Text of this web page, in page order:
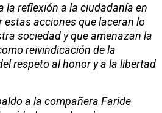
la reflexión a la ciudadanía en
estas acciones que laceran lo
sociedad y que amenazan la
reivindicación de la
respeto al honor y a la libertad
a la compañera Faride